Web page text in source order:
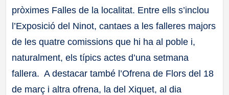
pròximes Falles de la localitat. Entre ells s’inclou
l’Exposició del Ninot, cantaes a les falleres majors
de les quatre comissions que hi ha al poble i,
naturalment, els típics actes d’una setmana
fallera. A destacar també l’Ofrena de Flors del 18
de març i altra ofrena, la del Xiquet, al dia